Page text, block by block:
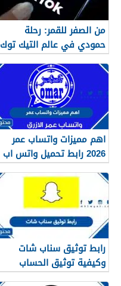
من الصفر للقمر: رحلة
حمودي في عالم التيك توك
وسر الشهرة مع متجر A2G
اهم مميزات واتساب عمر
2026 رابط تحميل واتس اب
عمر OBWhatsApp
رابط توثيق سناب شات
وكيفية توثيق الحساب
بالنجمة